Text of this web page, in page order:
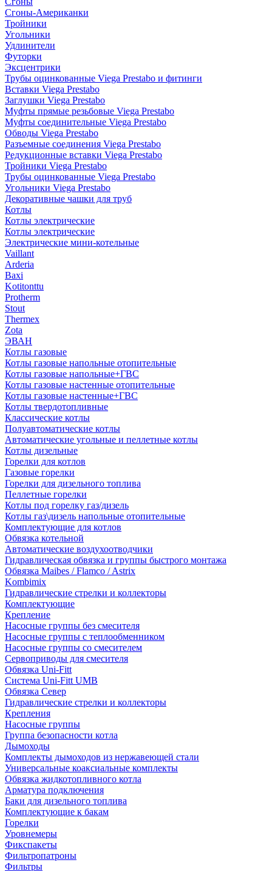
Сгоны-Американки
Тройники
Угольники
Удлинители
Футорки
Эксцентрики
Трубы оцинкованные Viega Prestabo и фитинги
Вставки Viega Prestabo
Заглушки Viega Prestabo
Муфты прямые резьбовые Viega Prestabo
Муфты соединительные Viega Prestabo
Обводы Viega Prestabo
Разъемные соединения Viega Prestabo
Редукционные вставки Viega Prestabo
Тройники Viega Prestabo
Трубы оцинкованные Viega Prestabo
Угольники Viega Prestabo
Декоративные чашки для труб
Котлы
Котлы электрические
Котлы электрические
Электрические мини-котельные
Vaillant
Arderia
Baxi
Kotitonttu
Protherm
Stout
Thermex
Zota
ЭВАН
Котлы газовые
Котлы газовые напольные отопительные
Котлы газовые напольные+ГВС
Котлы газовые настенные отопительные
Котлы газовые настенные+ГВС
Котлы твердотопливные
Классические котлы
Полуавтоматические котлы
Автоматические угольные и пеллетные котлы
Котлы дизельные
Горелки для котлов
Газовые горелки
Горелки для дизельного топлива
Пеллетные горелки
Котлы под горелку газ/дизель
Котлы газ\дизель напольные отопительные
Комплектующие для котлов
Обвязка котельной
Автоматические воздухоотводчики
Гидравлическая обвязка и группы быстрого монтажа
Обвязка Maibes / Flamco / Astrix
Kombimix
Гидравлические стрелки и коллекторы
Комплектующие
Крепление
Насосные группы без смесителя
Насосные группы с теплообменником
Насосные группы со смесителем
Сервоприводы для смесителя
Обвязка Uni-Fitt
Система Uni-Fitt UMB
Обвязка Север
Гидравлические стрелки и коллекторы
Крепления
Насосные группы
Группа безопасности котла
Дымоходы
Комплекты дымоходов из нержавеющей стали
Универсальные коаксиальные комплекты
Обвязка жидкотопливного котла
Арматура подключения
Баки для дизельного топлива
Комплектующие к бакам
Горелки
Уровнемеры
Фикспакеты
Фильтропатроны
Фильтры